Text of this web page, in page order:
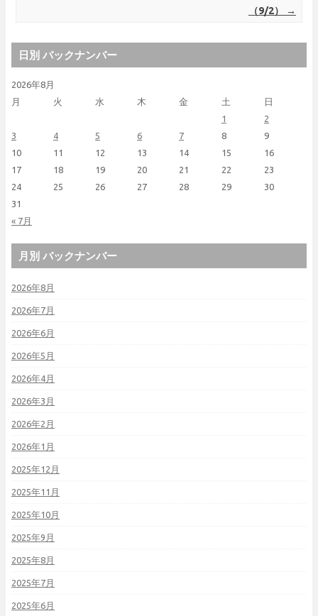
（9/2）
→
日別 バックナンバー
2026年8月
月
火 水 木 金 土 日
« 7月
1
2
3
4 5 6 7 8
9
10
11 12 13 14 15
16
17
18 19 20 21 22
23
24
25 26 27 28 29
30
31
月別 バックナンバー
2026年8月
2026年7月
2026年6月
2026年5月
2026年4月
2026年3月
2026年2月
2026年1月
2025年12月
2025年11月
2025年10月
2025年9月
2025年8月
2025年7月
2025年6月